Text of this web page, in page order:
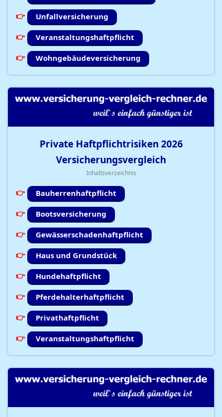
Unfallversicherung
Veranstaltungshaftpflicht
Wohngebäudeversicherung
Private Haftpflichtrisiken 2026
Versicherungsvergleich
Inhaltsverzeichnis
Bauherrenhaftpflicht
Bootsversicherung
Gewässerschadenhaftpflicht
Haus und Grundstück
Hundehaftpflicht
Pferdehalterhaftpflicht
Privathaftpflicht
Veranstaltungshaftpflicht